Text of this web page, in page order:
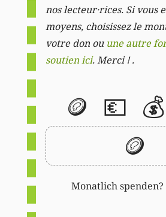
nos lecteur·rices. Si vous
moyens, choisissez le
votre don ou une autre
soutien ici. Merci ! .
🪙 💶 💰
🪙
Monatlich spenden?